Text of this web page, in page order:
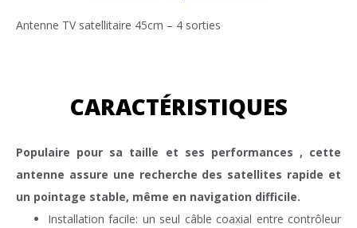
Antenne TV satellitaire 45cm – 4 sorties
CARACTÉRISTIQUES
Populaire pour sa taille et ses performances , cette
antenne assure une recherche des satellites rapide et
un pointage stable, même en navigation difficile.
Installation facile: un seul câble coaxial entre contrôleur